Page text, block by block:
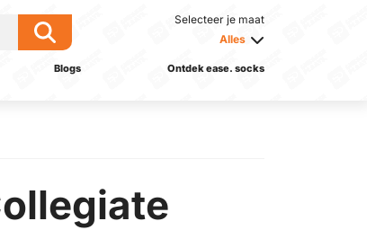
Selecteer je maat
Alles
Blogs Ontdek ease. socks